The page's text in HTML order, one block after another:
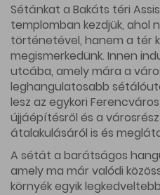
Sétánkat a Bakáts téri
templomban kezdjük, ahol
történetével, hanem a tér
megismerkedünk. Innen
utcába, amely mára a
leghangulatosabb
lesz az egykori
újjáépítésről és a
átalakulásáról is és
A sétát a barátságos
amely ma már valódi
környék egyik